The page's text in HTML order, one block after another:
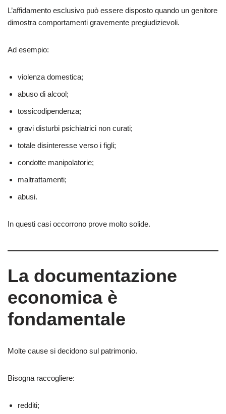
L’affidamento esclusivo può essere disposto quando un genitore
dimostra comportamenti gravemente pregiudizievoli.
Ad esempio:
violenza domestica;
abuso di alcool;
tossicodipendenza;
gravi disturbi psichiatrici non curati;
totale disinteresse verso i figli;
condotte manipolatorie;
maltrattamenti;
abusi.
In questi casi occorrono prove molto solide.
La documentazione
economica è
fondamentale
Molte cause si decidono sul patrimonio.
Bisogna raccogliere:
redditi;